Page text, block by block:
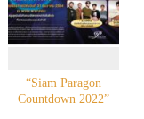
“Siam Paragon
Countdown 2022”